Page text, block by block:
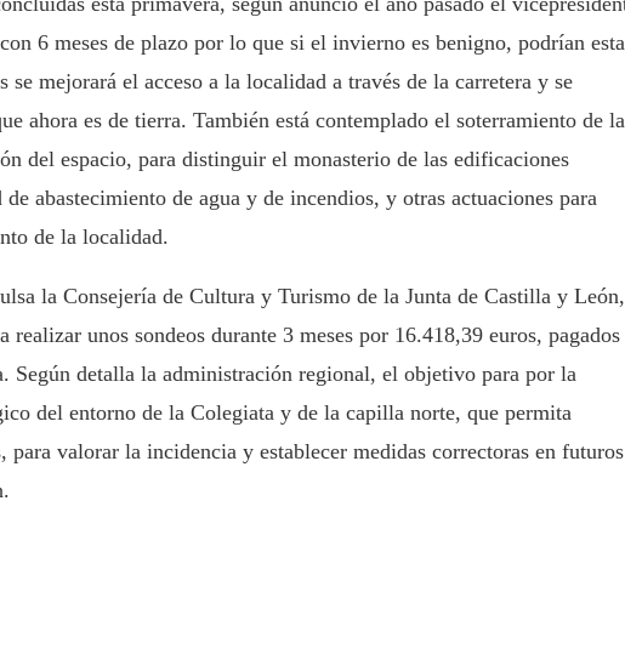
6 meses de plazo por lo que si el invierno es benigno, podrían
mejorará el acceso a la localidad a través de la carretera y se
ahora es de tierra. También está contemplado el soterramiento de la
del espacio, para distinguir el monasterio de las edificaciones
abastecimiento de agua y de incendios, y otras actuaciones para
de la localidad.
la Consejería de Cultura y Turismo de la Junta de Castilla y León,
unos sondeos durante 3 meses por 16.418,39 euros, pagados
Según detalla la administración regional, el objetivo para por la
del entorno de la Colegiata y de la capilla norte, que permita
para valorar la incidencia y establecer medidas correctoras en futuros